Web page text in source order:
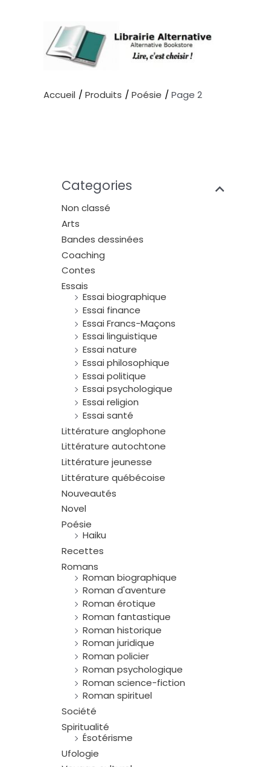
Accueil Produits Poésie Page 2
Categories
Non classé
Arts
Bandes dessinées
Coaching
Contes
Essais
Essai biographique
Essai finance
Essai Francs-Maçons
Essai linguistique
Essai nature
Essai philosophique
Essai politique
Essai psychologique
Essai religion
Essai santé
Littérature anglophone
Littérature autochtone
Littérature jeunesse
Littérature québécoise
Nouveautés
Novel
Poésie
Haiku
Recettes
Romans
Roman biographique
Roman d'aventure
Roman érotique
Roman fantastique
Roman historique
Roman juridique
Roman policier
Roman psychologique
Roman science-fiction
Roman spirituel
Société
Spiritualité
Ésotérisme
Ufologie